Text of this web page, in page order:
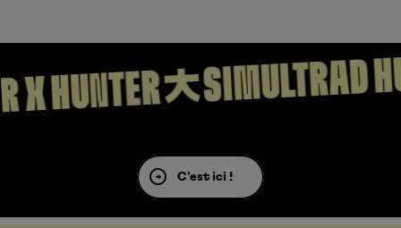
HUNTER SIMULTRAD
C'est ici !